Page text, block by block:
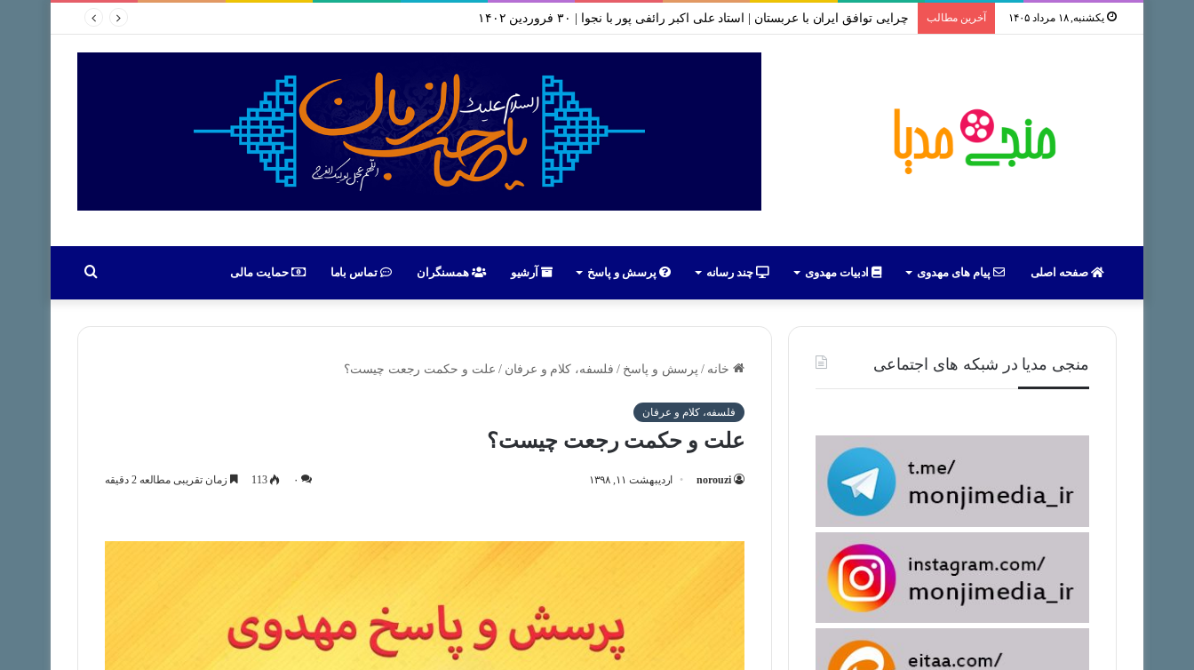
یکشنبه, ۱۸ مرداد ۱۴۰۵ آخرین مطالب سخنرانی استاد رائفی پور با موضوع سازمان سری شیعه | جلسه ۱ تا ۱۰ | محرم ۱۴۰۱
صفحه اصلی پیام های مهدوی ادبیات مهدوی چند رسانه پرسش و پاسخ آرشیو همسنگران تماس باما حمایت مالی
خانه / پرسش و پاسخ / فلسفه، کلام و عرفان / علت و حکمت رجعت چیست؟
فلسفه، کلام و عرفان
علت و حکمت رجعت چیست؟
norouzi اردیبهشت ۱۱, ۱۳۹۸ ۰ 113 زمان تقریبی مطالعه 2 دقیقه
منجی مدیا در شبکه های اجتماعی